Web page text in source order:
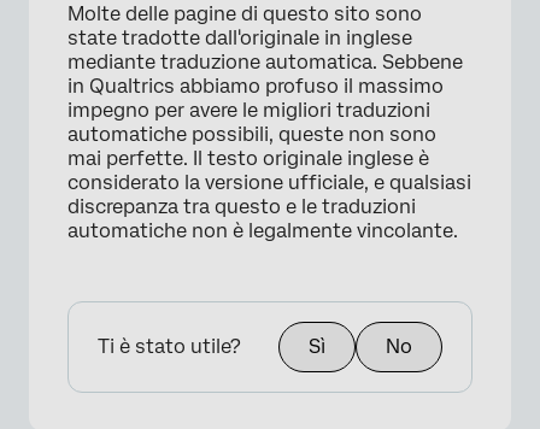
Molte delle pagine di questo sito sono
state tradotte dall'originale in inglese
mediante traduzione automatica. Sebbene
in Qualtrics abbiamo profuso il massimo
impegno per avere le migliori traduzioni
automatiche possibili, queste non sono
mai perfette. Il testo originale inglese è
considerato la versione ufficiale, e qualsiasi
discrepanza tra questo e le traduzioni
automatiche non è legalmente vincolante.
Ti è stato utile? Sì No